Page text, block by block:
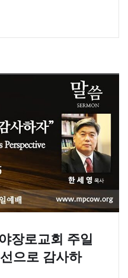
장로교회 주일
으로 감사하